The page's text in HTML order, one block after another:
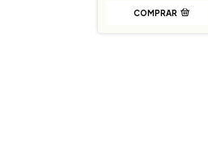
COMPRAR